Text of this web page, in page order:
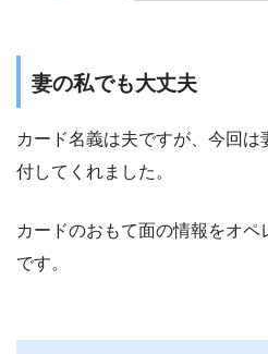
妻の私でも大丈夫
カード名義は夫ですが、今回
付してくれました。
カードのおもて面の情報をオ
です。